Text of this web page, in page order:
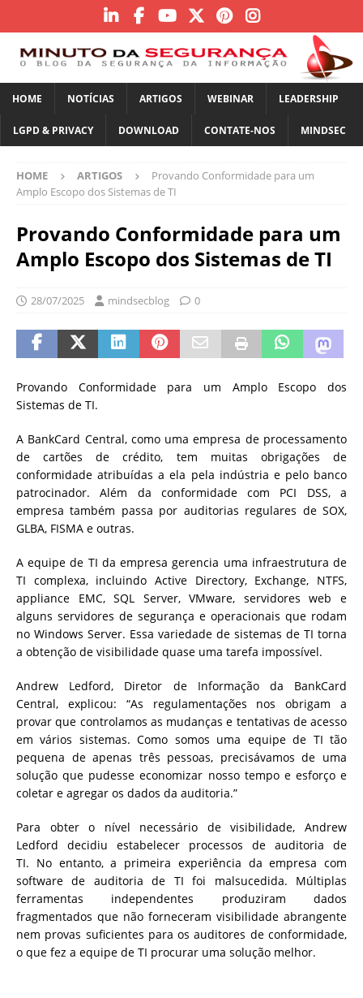
HOME NOTÍCIAS ARTIGOS WEBINAR LEADERSHIP
LGPD & PRIVACY DOWNLOAD CONTATE-NOS MINDSEC
HOME ARTIGOS
Provando Conformidade para um
Amplo Escopo dos Sistemas de TI
Provando Conformidade para um
Amplo Escopo dos Sistemas de TI
28/07/2025 mindsecblog 0
Provando Conformidade para um Amplo Escopo dos
Sistemas de TI.
A BankCard Central, como uma empresa de processamento
de cartões de crédito, tem muitas obrigações de
conformidade atribuídas a ela pela indústria e pelo banco
patrocinador. Além da conformidade com PCI DSS, a
empresa também passa por auditorias regulares de SOX,
GLBA, FISMA e outras.
A equipe de TI da empresa gerencia uma infraestrutura de
TI complexa, incluindo Active Directory, Exchange, NTFS,
appliance EMC, SQL Server, VMware, servidores web e
alguns servidores de segurança e operacionais que rodam
no Windows Server. Essa variedade de sistemas de TI torna
a obtenção de visibilidade quase uma tarefa impossível.
Andrew Ledford, Diretor de Informação da BankCard
Central, explicou: “As regulamentações nos obrigam a
provar que controlamos as mudanças e tentativas de acesso
em vários sistemas. Como somos uma equipe de TI tão
pequena de apenas três pessoas, precisávamos de uma
solução que pudesse economizar nosso tempo e esforço e
coletar e agregar os dados da auditoria.”
Para obter o nível necessário de visibilidade, Andrew
Ledford decidiu estabelecer processos de auditoria de
TI. No entanto, a primeira experiência da empresa com
software de auditoria de TI foi malsucedida. Múltiplas
ferramentas independentes produziram dados
fragmentados que não forneceram visibilidade abrangente
nem provas suficientes para os auditores de conformidade,
o que fez a equipe de TI procurar uma solução melhor.